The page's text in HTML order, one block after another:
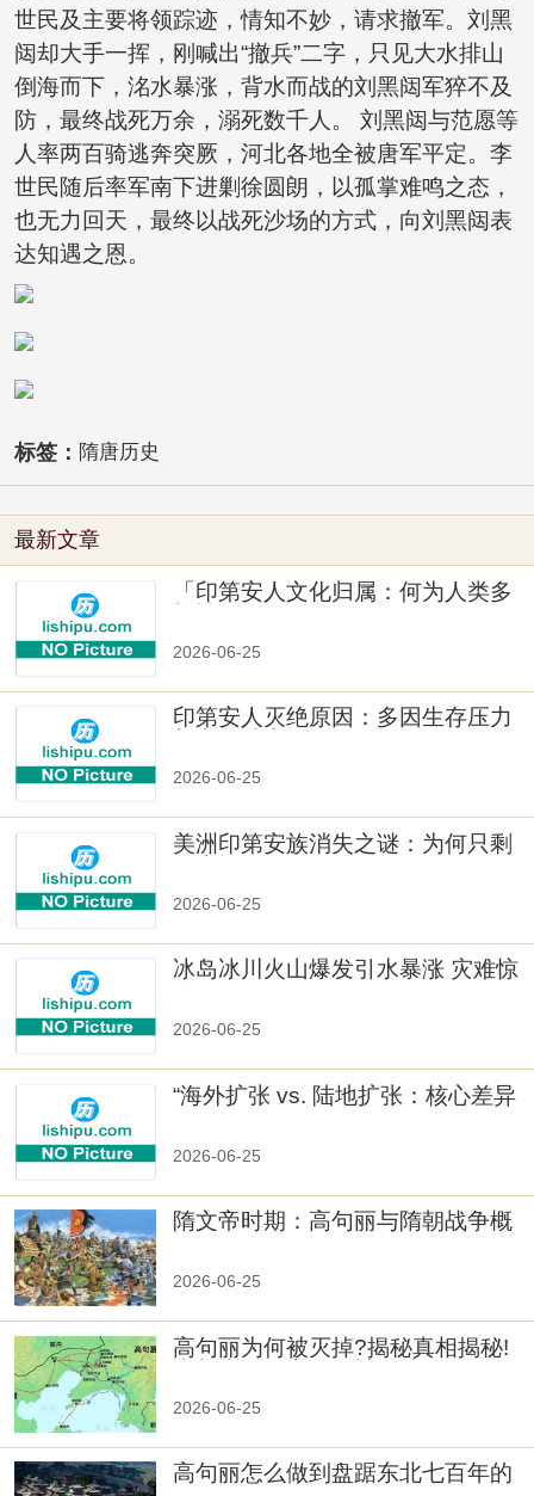
世民及主要将领踪迹，情知不妙，请求撤军。刘黑
闼却大手一挥，刚喊出“撤兵”二字，只见大水排山
倒海而下，洺水暴涨，背水而战的刘黑闼军猝不及
防，最终战死万余，溺死数千人。 刘黑闼与范愿等
人率两百骑逃奔突厥，河北各地全被唐军平定。李
世民随后率军南下进剿徐圆朗，以孤掌难鸣之态，
也无力回天，最终以战死沙场的方式，向刘黑闼表
达知遇之恩。
标签： 隋唐历史
最新文章
「印第安人文化归属：何为人类多
2026-06-25
印第安人灭绝原因：多因生存压力
2026-06-25
美洲印第安族消失之谜：为何只剩
2026-06-25
冰岛冰川火山爆发引水暴涨 灾难惊
2026-06-25
“海外扩张 vs. 陆地扩张：核心差异
2026-06-25
隋文帝时期：高句丽与隋朝战争概
2026-06-25
高句丽为何被灭掉?揭秘真相揭秘!
2026-06-25
高句丽怎么做到盘踞东北七百年的